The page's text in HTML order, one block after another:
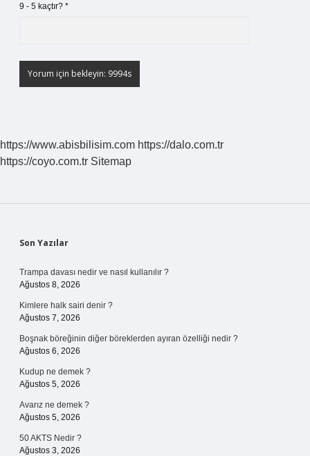
9 - 5 kaçtır? *
https://www.abisbilisim.com https://dalo.com.tr
https://coyo.com.tr Sitemap
Sidebar
Son Yazılar
Trampa davası nedir ve nasıl kullanılır ?
Ağustos 8, 2026
Kimlere halk sairi denir ?
Ağustos 7, 2026
Boşnak böreğinin diğer böreklerden ayıran özelliği nedir ?
Ağustos 6, 2026
Kudup ne demek ?
Ağustos 5, 2026
Avarız ne demek ?
Ağustos 5, 2026
50 AKTS Nedir ?
Ağustos 3, 2026